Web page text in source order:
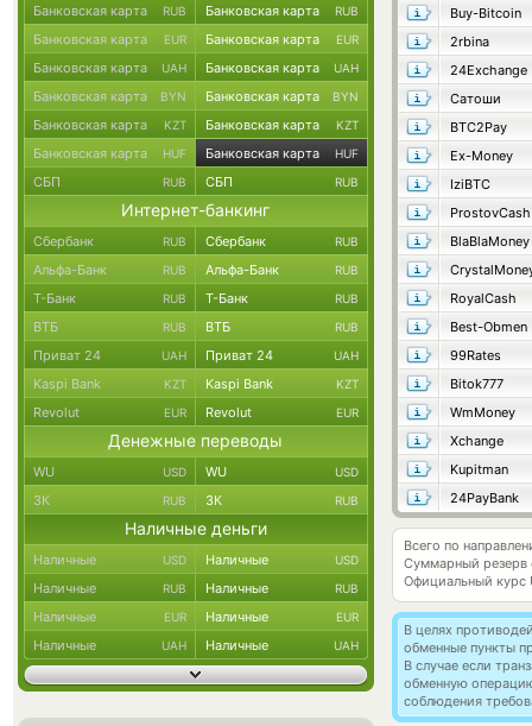
Buy-Bitcoin
2rbina
24Exchange
Сатоши
BTC2Pay
Ex-Money
IziBTC
ProstovCash
BlaBlaMoney
RoyalCash
Best-Obmen
99Rates
Bitok777
WmMoney
Xchange
Kupitman
24PayBank
Всего по
Суммарный резерв
Официальный курс
В целях
обменные пункты
В случае если
обменную
соблюдения
Банковская карта RUB Банковская карта RUB
Банковская карта EUR Банковская карта EUR
Банковская карта UAH Банковская карта UAH
Банковская карта BYN Банковская карта BYN
Банковская карта KZT Банковская карта KZT
Банковская карта HUF Банковская карта HUF
СБП RUB СБП RUB
Интернет-банкинг
Сбербанк RUB Сбербанк RUB
Альфа-Банк RUB Альфа-Банк RUB
Т-Банк RUB Т-Банк RUB
ВТБ RUB ВТБ RUB
Приват 24 UAH Приват 24 UAH
Kaspi Bank KZT Kaspi Bank KZT
Revolut EUR Revolut EUR
Денежные переводы
WU USD WU USD
ЗК RUB ЗК RUB
Наличные деньги
Наличные USD Наличные USD
Наличные RUB Наличные RUB
Наличные EUR Наличные EUR
Наличные UAH Наличные UAH